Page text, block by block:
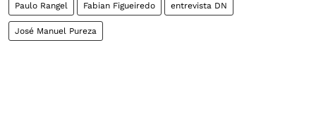
Paulo Rangel Fabian Figueiredo entrevista DN
José Manuel Pureza